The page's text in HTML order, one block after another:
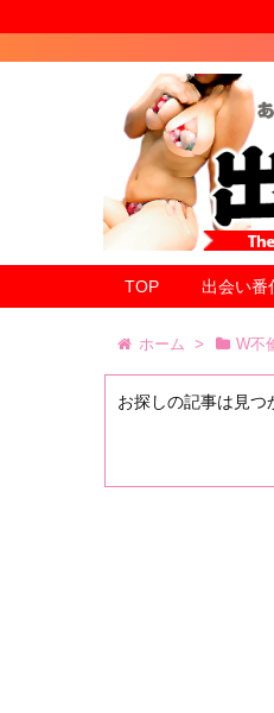
TOP 出会い番
ホーム > W不
お探しの記事は見つ